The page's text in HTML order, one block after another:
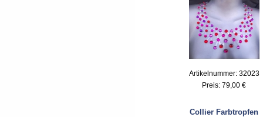
Artikelnummer: 32023
Preis: 79,00 €
Collier Farbtropfen